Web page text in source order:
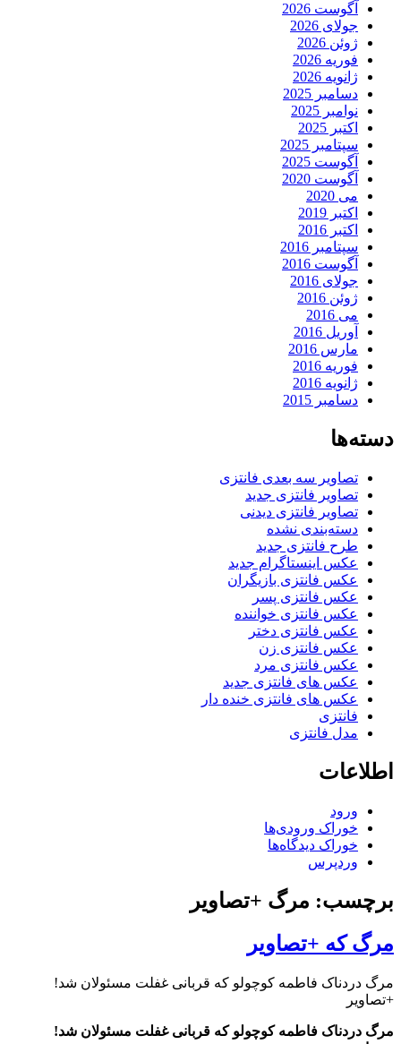
آگوست 2026
جولای 2026
ژوئن 2026
فوریه 2026
ژانویه 2026
دسامبر 2025
نوامبر 2025
اکتبر 2025
سپتامبر 2025
آگوست 2025
آگوست 2020
می 2020
اکتبر 2019
اکتبر 2016
سپتامبر 2016
آگوست 2016
جولای 2016
ژوئن 2016
می 2016
آوریل 2016
مارس 2016
فوریه 2016
ژانویه 2016
دسامبر 2015
دسته‌ها
تصاویر سه بعدی فانتزی
تصاویر فانتزی جدید
تصاویر فانتزی دیدنی
دسته‌بندی نشده
طرح فانتزی جدید
عکس اینستاگرام جدید
عکس فانتزی بازیگران
عکس فانتزی پسر
عکس فانتزی خواننده
عکس فانتزی دختر
عکس فانتزی زن
عکس فانتزی مرد
عکس های فانتزی جدید
عکس های فانتزی خنده دار
فانتزی
مدل فانتزی
اطلاعات
ورود
خوراک ورودی‌ها
خوراک دیدگاه‌ها
وردپرس
برچسب: مرگ +تصاویر
مرگ که +تصاویر
مرگ دردناک فاطمه کوچولو که قربانی غفلت مسئولان شد!
+تصاویر
مرگ دردناک فاطمه کوچولو که قربانی غفلت مسئولان شد!